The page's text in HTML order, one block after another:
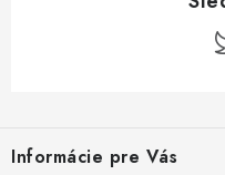
Informácie pre Vás